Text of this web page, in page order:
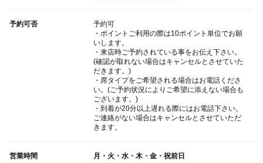
予約可否
予約可
・ポイントご利用の際は10ポイント単位でお願
いします。
・来店時ご予約されている事をお伝え下さい。
(確認が取れない場合はキャンセルとさせていた
だきます。)
・席タイプをご希望される場合はお電話くださ
い。(ご予約状況によりご希望に添えない場合も
ございます。)
・到着が20分以上遅れる際にはお電話下さい。
ご連絡がない場合はキャンセルとさせていただ
きます。
営業時間 月・火・水・木・金・祝前日